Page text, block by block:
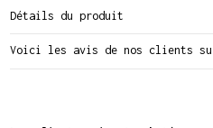
Détails du produit
Voici les avis de nos clients